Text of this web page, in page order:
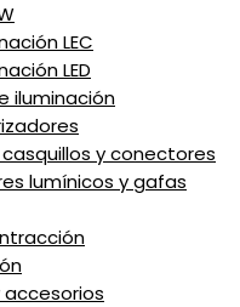
LEC
LED
iluminación
y conectores
lumínicos y gafas
accesorios